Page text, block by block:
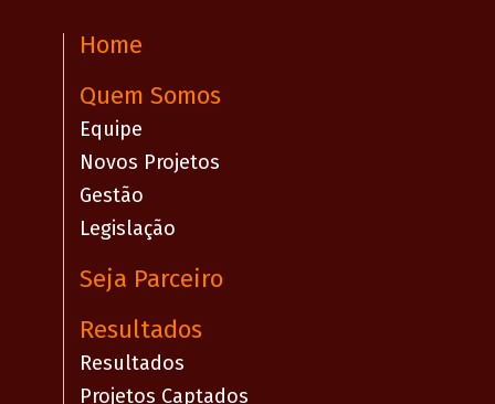
Home
Quem Somos
Equipe
Novos Projetos
Gestão
Legislação
Seja Parceiro
Resultados
Resultados
Projetos Captados